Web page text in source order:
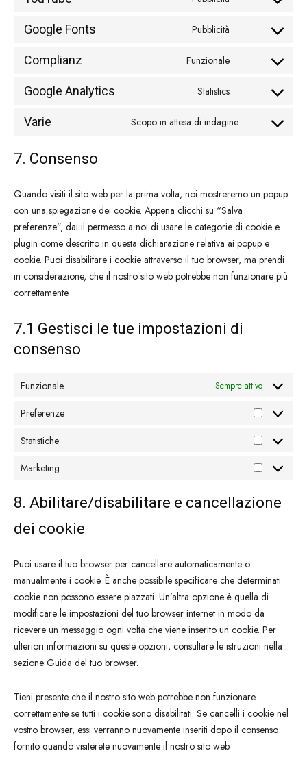
facebook
Google Fonts Pubblicità
Complianz Funzionale
complianz
Google Analytics Statistics
Varie Scopo in attesa di indagine
Consent
7. Consenso
Quando visiti il sito web per la prima volta, noi mostreremo un popup
con una spiegazione dei cookie. Appena clicchi su “Salva
preferenze”, dai il permesso a noi di usare le categorie di cookie e
plugin come descritto in questa dichiarazione relativa ai popup e
cookie. Puoi disabilitare i cookie attraverso il tuo browser, ma prendi
in considerazione, che il nostro sito web potrebbe non funzionare più
correttamente.
7.1 Gestisci le tue impostazioni di
consenso
Funzionale Sempre attivo
Preferenze
Preferenze
Statistiche
Statistiche
Marketing
Marketing
8. Abilitare/disabilitare e cancellazione
dei cookie
Puoi usare il tuo browser per cancellare automaticamente o
manualmente i cookie. È anche possibile specificare che determinati
cookie non possono essere piazzati. Un’altra opzione è quella di
modificare le impostazioni del tuo browser internet in modo da
ricevere un messaggio ogni volta che viene inserito un cookie. Per
ulteriori informazioni su queste opzioni, consultare le istruzioni nella
sezione Guida del tuo browser.
Tieni presente che il nostro sito web potrebbe non funzionare
correttamente se tutti i cookie sono disabilitati. Se cancelli i cookie nel
vostro browser, essi verranno nuovamente inseriti dopo il consenso
fornito quando visiterete nuovamente il nostro sito web.